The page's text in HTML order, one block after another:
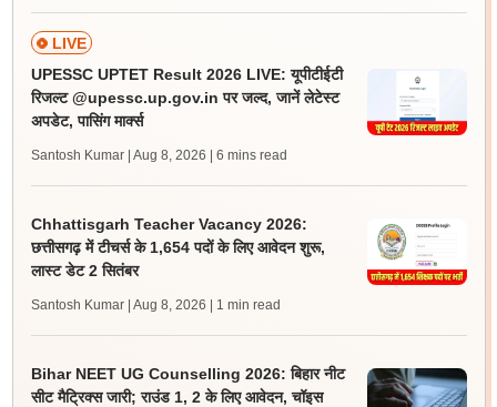
LIVE
UPESSC UPTET Result 2026 LIVE: यूपीटीईटी
रिजल्ट @upessc.up.gov.in पर जल्द, जानें लेटेस्ट
अपडेट, पासिंग मार्क्स
Santosh Kumar | Aug 8, 2026 | 6 mins read
Chhattisgarh Teacher Vacancy 2026:
छत्तीसगढ़ में टीचर्स के 1,654 पदों के लिए आवेदन शुरू,
लास्ट डेट 2 सितंबर
Santosh Kumar | Aug 8, 2026 | 1 min read
Bihar NEET UG Counselling 2026: बिहार नीट
सीट मैट्रिक्स जारी; राउंड 1, 2 के लिए आवेदन, चॉइस